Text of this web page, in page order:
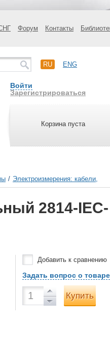
Форум Контакты
RU ENG
Войти
Зарегистрироваться
Корзина пуста
/ Электроизмерения: кабели,
2814-IEC-
Добавить к сравнению
Задать вопрос о товаре
Купить